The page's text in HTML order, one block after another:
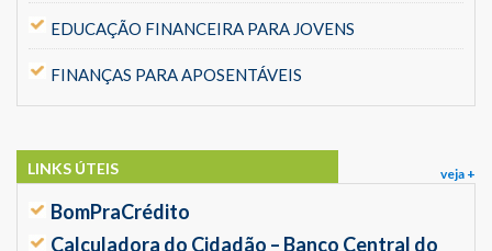
EDUCAÇÃO FINANCEIRA PARA JOVENS
FINANÇAS PARA APOSENTÁVEIS
veja +
LINKS ÚTEIS
BomPraCrédito
Calculadora do Cidadão – Banco Central do